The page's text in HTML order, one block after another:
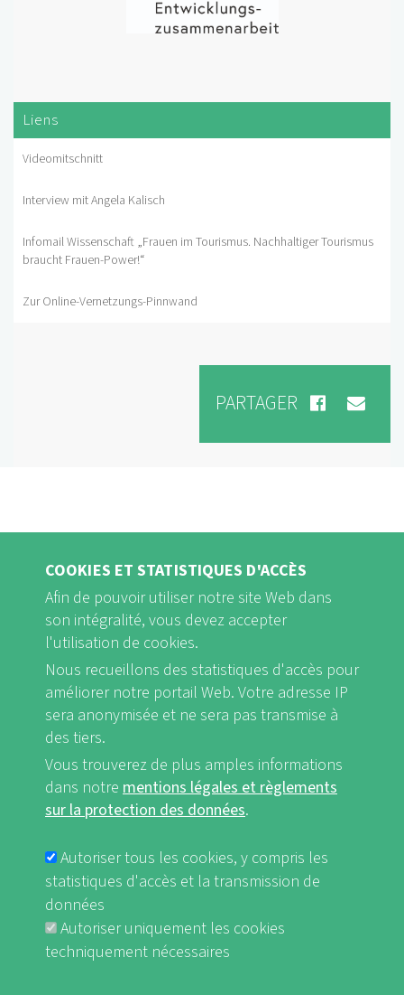
Liens
Videomitschnitt
Interview mit Angela Kalisch
Infomail Wissenschaft „Frauen im Tourismus. Nachhaltiger Tourismus
braucht Frauen-Power!“
Zur Online-Vernetzungs-Pinnwand
PARTAGER
FB Youtube Instagram
FUSSBEREICHSMENÜ
Mentions légales et Règlements sur la protection des données
COOKIES ET STATISTIQUES D'ACCÈS
Afin de pouvoir utiliser notre site Web dans
son intégralité, vous devez accepter
l'utilisation de cookies.
Nous recueillons des statistiques d'accès pour
améliorer notre portail Web. Votre adresse IP
sera anonymisée et ne sera pas transmise à
des tiers.
Vous trouverez de plus amples informations
dans notre mentions légales et règlements
sur la protection des données.
Autoriser tous les cookies, y compris les
statistiques d'accès et la transmission de
données
Autoriser uniquement les cookies
techniquement nécessaires